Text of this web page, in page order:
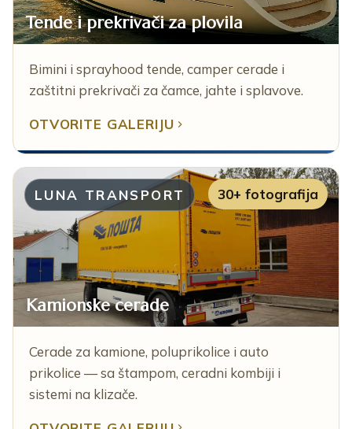
Tende i prekrivači za plovila
Bimini i sprayhood tende, camper cerade i
zaštitni prekrivači za čamce, jahte i splavove.
OTVORITE GALERIJU
LUNA TRANSPORT 30+ fotografija
Kamionske cerade
Cerade za kamione, poluprikolice i auto
prikolice — sa štampom, ceradni kombiji i
sistemi na klizače.